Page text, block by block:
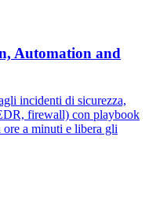
Automation and
incidenti di sicurezza,
firewall) con playbook
a minuti e libera gli